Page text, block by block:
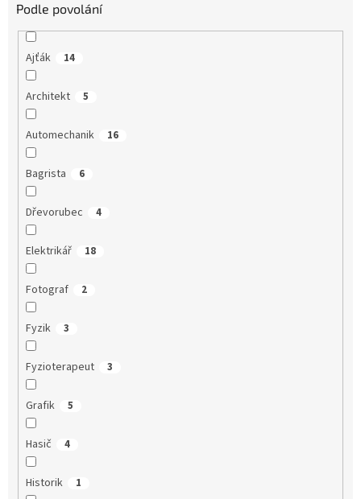
Podle povolání
Ajťák 14
Architekt 5
Automechanik 16
Bagrista 6
Dřevorubec 4
Elektrikář 18
Fotograf 2
Fyzik 3
Fyzioterapeut 3
Grafik 5
Hasič 4
Historik 1